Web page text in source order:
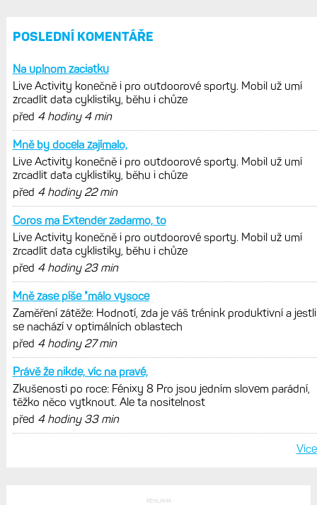
Elektrokola s motorem Bosch se
konečně mohou propojit s Garminem.
Zatím ale jen s Edge
POSLEDNÍ KOMENTÁŘE